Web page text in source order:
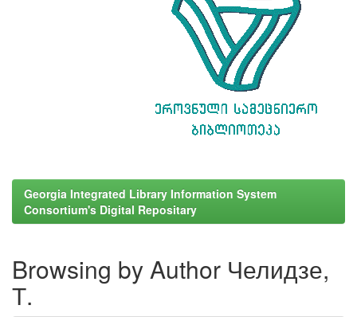
Georgia Integrated Library Information System
Consortium's Digital Repositary
Browsing by Author Челидзе,
Т.